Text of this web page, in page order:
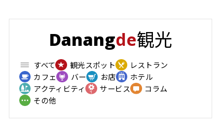
Danangde観光
すべて 観光スポット
レストラン
カフェ
バー お店
ホテル
アクティビティ
サービス
コラム
その他